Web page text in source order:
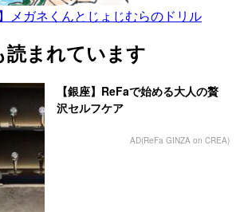
メガネくんとじょじむらのドリル
読まれています
【銀座】ReFaで始める大人の贅
沢セルフケア
AD(ReFa GINZA on CREA)